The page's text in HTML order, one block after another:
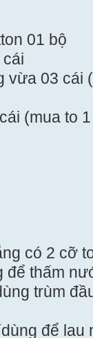
01 bộ
vừa 03 cái
(mua to
có 2 cỡ
để thấm
trùm
để